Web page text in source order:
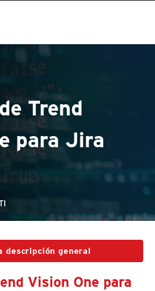
Trend
para Jira
descripción general
Vision One para